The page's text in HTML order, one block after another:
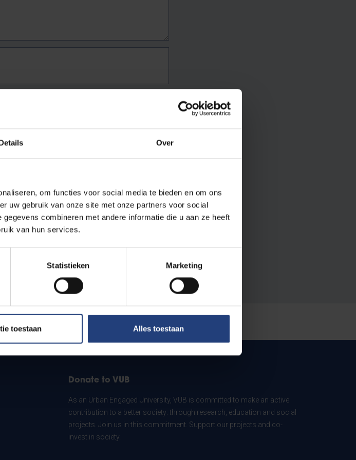
Over
om functies voor social media te bieden en om ons
uw gebruik van onze site met onze partners voor social
combineren met andere informatie die u aan ze heeft
van hun services.
Statistieken Marketing
toestaan Alles toestaan
the error.
alle-opleidingen
Donate to VUB
As an Urban Engaged University, VUB is committed to make an active
contribution to a better society: through research, education and social
projects. Join us in this commitment. Support our projects and co-
invest in society.